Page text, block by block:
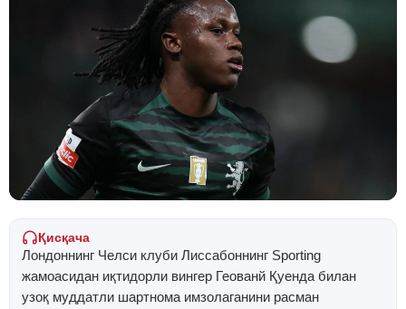
Қисқача
Лондоннинг Челси клуби Лиссабоннинг Sporting
жамоасидан иқтидорли вингер Геованй Қуенда билан
узоқ муддатли шартнома имзолаганини расман